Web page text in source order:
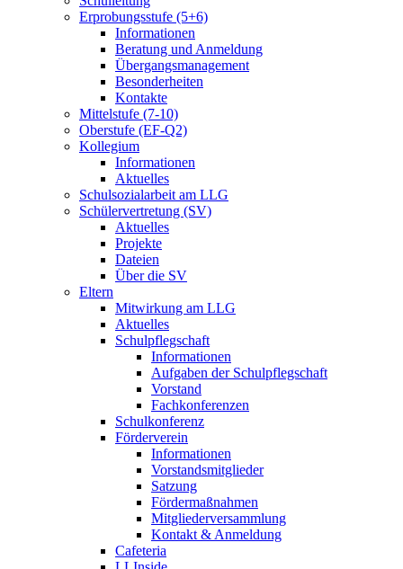
Erprobungsstufe (5+6)
Informationen
Beratung und Anmeldung
Übergangsmanagement
Besonderheiten
Kontakte
Mittelstufe (7-10)
Oberstufe (EF-Q2)
Kollegium
Informationen
Aktuelles
Schulsozialarbeit am LLG
Schülervertretung (SV)
Aktuelles
Projekte
Dateien
Über die SV
Eltern
Mitwirkung am LLG
Aktuelles
Schulpflegschaft
Informationen
Aufgaben der Schulpflegschaft
Vorstand
Fachkonferenzen
Schulkonferenz
Förderverein
Informationen
Vorstandsmitglieder
Satzung
Fördermaßnahmen
Mitgliederversammlung
Kontakt & Anmeldung
Cafeteria